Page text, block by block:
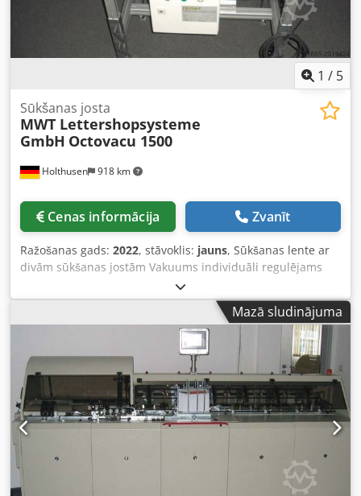
1 / 5
Holthusen 918 km
Sūkšanas josta
MWT Lettershopsysteme
GmbH Octovacu 1500
Cenas informācija Zvanīt
Ražošanas gads: 2022, stāvoklis: jauns, Sūkšanas lente ar
divām sūkšanas jostām Vakuums individuāli regulējams
Ātrums līdz 160 m/min Ātrums regulējams nepārtraukti
Cedpfxoch Hcaj Ac Ijrf Augstums regulējams Pieejams arī
ar citām garuma variācijām Inkjet pamatneMazā sludinājuma